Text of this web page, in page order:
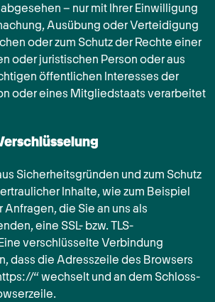
– nur mit Ihrer Einwilligung
Ausübung oder Verteidigung
oder zum Schutz der Rechte einer
oder juristischen Person oder aus
öffentlichen Interesses der
oder eines Mitgliedstaats verarbeitet
Sicherheitsgründen und zum Schutz
Inhalte, wie zum Beispiel
die Sie an uns als
eine SSL- bzw. TLS-
verschlüsselte Verbindung
dass die Adresszeile des Browsers
“ wechselt und an dem Schloss-